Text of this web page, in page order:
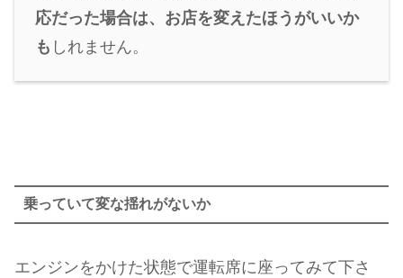
応だった場合は、お店を変えたほうがいいか
も しれません。
乗っていて変な揺れがないか
エンジンをかけた状態で運転席に座ってみて下さ